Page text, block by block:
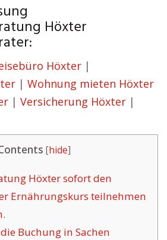
Höxter
Höxter |
| Wohnung mieten Höxter
| Versicherung Höxter |
[hide]
Höxter sofort den
Ernährungskurs teilnehmen
Buchung in Sachen